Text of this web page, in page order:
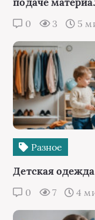
0 3 5
Разное
Детская одежда
0 7 4